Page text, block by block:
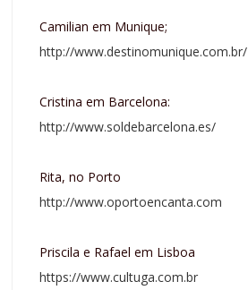
Camilian em Munique;
http://www.destinomunique.com.br/
Cristina em Barcelona:
http://www.soldebarcelona.es/
Rita, no Porto
http://www.oportoencanta.com
Priscila e Rafael em Lisboa
https://www.cultuga.com.br